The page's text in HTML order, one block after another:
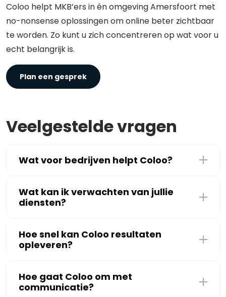
Coloo helpt MKB’ers in én omgeving Amersfoort met
no-nonsense oplossingen om online beter zichtbaar
te worden. Zo kunt u zich concentreren op wat voor u
echt belangrijk is.
Plan een gesprek
Veelgestelde vragen
Wat voor bedrijven helpt Coloo?
Wat kan ik verwachten van jullie
diensten?
Hoe snel kan Coloo resultaten
opleveren?
Hoe gaat Coloo om met
communicatie?